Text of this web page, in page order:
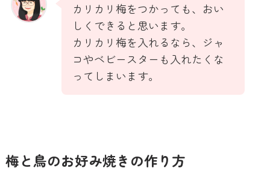
カリカリ梅をつかっても、おい
しくできると思います。
カリカリ梅を入れるなら、ジャ
コやベビースターも入れたくな
ってしまいます。
梅と鳥のお好み焼きの作り方